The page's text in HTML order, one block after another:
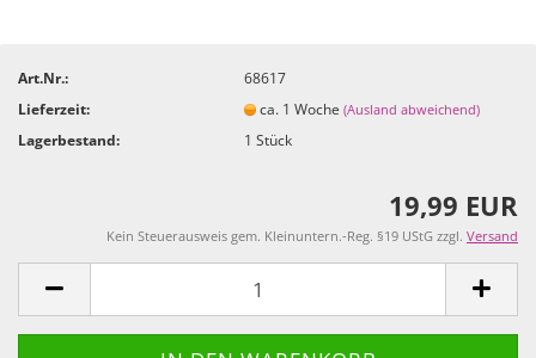
Art.Nr.:
68617
Lieferzeit:
ca. 1 Woche(Ausland abweichend)
Lagerbestand: 1Stück
19,99 EUR
Kein Steuerausweis gem. Kleinuntern.-Reg. §19 UStG zzgl. Versand